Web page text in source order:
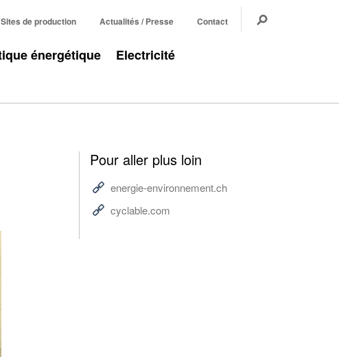
Sites de production Actualités / Presse Contact
énergétique Electricité
Pour aller plus loin
energie-environnement.ch
cyclable.com